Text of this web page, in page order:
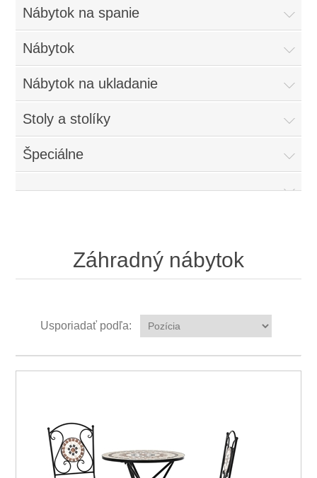
Nábytok na spanie
Nábytok
Nábytok na ukladanie
Stoly a stolíky
Špeciálne
Záhradný nábytok
Usporiadať podľa: